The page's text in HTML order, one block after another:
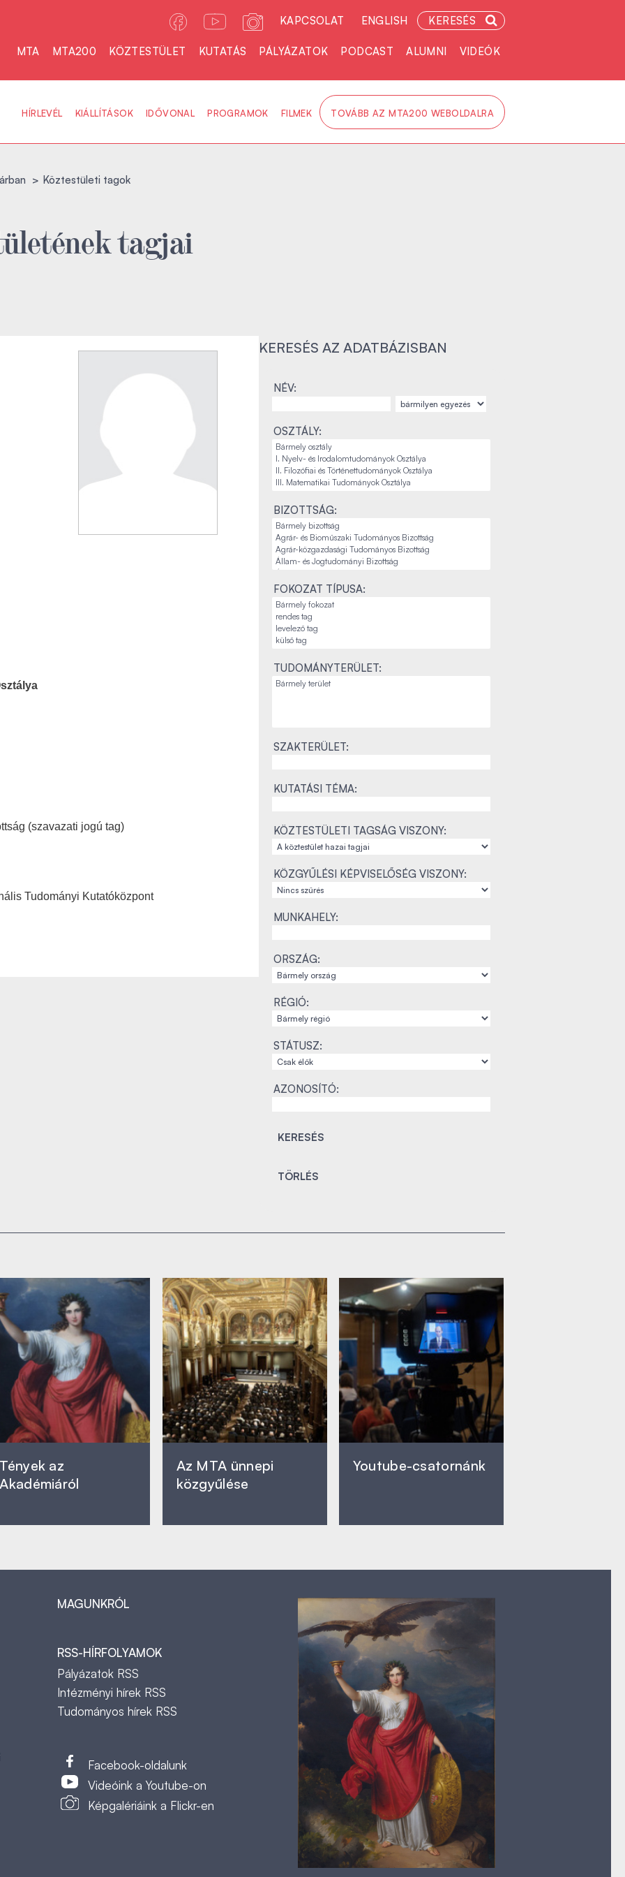
KAPCSOLAT ENGLISH KERESÉS
MTA MTA200 KÖZTESTÜLET KUTATÁS PÁLYÁZATOK PODCAST ALUMNI VIDEÓK
HÍRLEVÉL KIÁLLÍTÁSOK IDŐVONAL PROGRAMOK FILMEK TOVÁBB AZ MTA200 WEBOLDALRA
Köztestületi tagok
tagjai
(szavazati jogú tag)
Tudományi Kutatóközpont
KERESÉS AZ ADATBÁZISBAN
NÉV:
OSZTÁLY:
BIZOTTSÁG:
FOKOZAT TÍPUSA:
TUDOMÁNYTERÜLET:
SZAKTERÜLET:
KUTATÁSI TÉMA:
KÖZTESTÜLETI TAGSÁG VISZONY:
KÖZGYŰLÉSI KÉPVISELŐSÉG VISZONY:
MUNKAHELY:
ORSZÁG:
RÉGIÓ:
STÁTUSZ:
AZONOSÍTÓ:
Tények az
Akadémiáról
Az MTA ünnepi
közgyűlése
Youtube-csatornánk
MAGUNKRÓL
RSS-HÍRFOLYAMOK
Pályázatok RSS
Intézményi hírek RSS
Tudományos hírek RSS
Facebook-oldalunk
Videóink a Youtube-on
Képgalériáink a Flickr-en